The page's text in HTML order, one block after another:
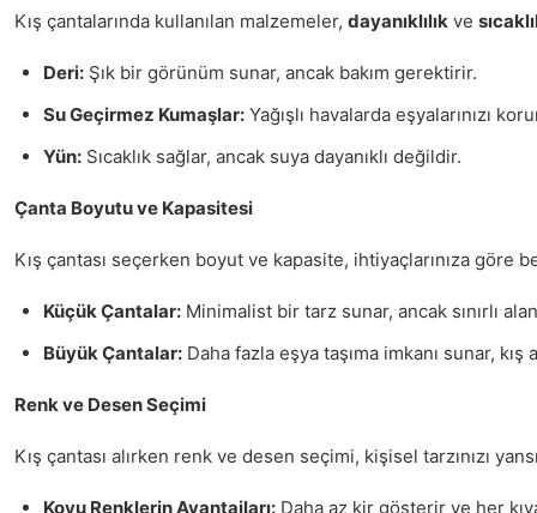
Kış çantalarında kullanılan malzemeler, dayanıklılık ve
Deri: Şık bir görünüm sunar, ancak bakım gerektirir.
Su Geçirmez Kumaşlar: Yağışlı havalarda eşyalarınızı
Yün: Sıcaklık sağlar, ancak suya dayanıklı değildir.
Çanta Boyutu ve Kapasitesi
Kış çantası seçerken boyut ve kapasite, ihtiyaçlarınıza göre
Küçük Çantalar: Minimalist bir tarz sunar, ancak sınırlı
Büyük Çantalar: Daha fazla eşya taşıma imkanı sunar,
Renk ve Desen Seçimi
Kış çantası alırken renk ve desen seçimi, kişisel tarzınızı
Koyu Renklerin Avantajları: Daha az kir gösterir ve her